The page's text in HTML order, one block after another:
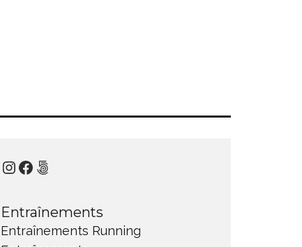
Instagram
Facebook
500px
Entraînements
Entraînements Running